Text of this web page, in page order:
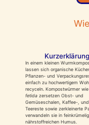
Kurzerklärung
In einem kleinen
lassen sich organische
Pflanzen- und
einfach zu hochwertigem
recyceln. Kompostwürmer wie
fetida zersetzen Obst- und
Gemüseschalen, Kaffee-, und
Teereste sowie zerkleinerte
verwandeln sie in
nährstoffreichen Humus.